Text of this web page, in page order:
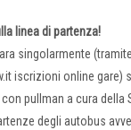
linea di partenza!
singolarmente
iscrizioni online gare)
pullman a cura della
degli autobus